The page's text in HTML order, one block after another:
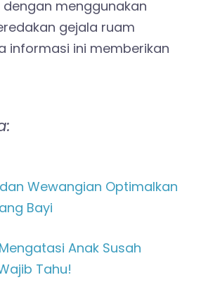
dengan menggunakan
gejala ruam
informasi ini memberikan
Wewangian Optimalkan
Bayi
Anak Susah
Tahu!